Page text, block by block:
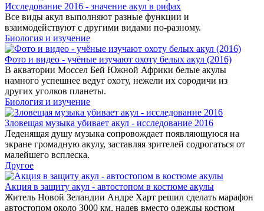
Исследование 2016 - значение акул в рифах
Все виды акул выполняют разные функции и
взаимодействуют с другими видами по-разному.
Биология и изучение
Фото и видео - учёные изучают охоту белых акул (2016)
В акватории Моссел Бей Южной Африки белые акулы
намного успешнее ведут охоту, нежели их сородичи из
других уголков планеты.
Биология и изучение
Зловещая музыка убивает акул - исследование 2016
Леденящая душу музыка сопровождает появляющуюся на
экране громадную акулу, заставляя зрителей содрогаться от
малейшего всплеска.
Другое
Акция в защиту акул - автостопом в костюме акулы
Житель Новой Зеландии Андре Харт решил сделать марафон
автостопом около 3000 км, надев вместо одежды костюм